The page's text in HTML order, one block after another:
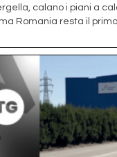
calano i piani a
Romania resta il